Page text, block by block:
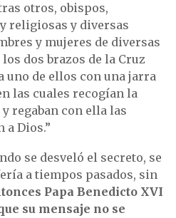
otros, obispos,
religiosas y diversas
y mujeres de diversas
dos brazos de la Cruz
uno de ellos con una jarra
las cuales recogían la
regaban con ella las
a Dios.”
se desveló el secreto, se
a tiempos pasados, sin
Papa Benedicto XVI
su mensaje no se